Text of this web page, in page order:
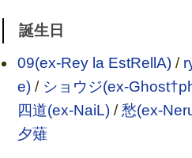
誕生日
09(ex-Rey la EstRellA)/
e)/ ショウジ(ex-
四道(ex-NaiL)/愁(ex-
夕薙